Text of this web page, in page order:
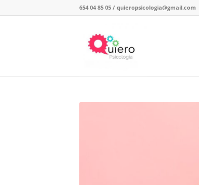
654 04 85 05 / quieropsicologia@gmail.com